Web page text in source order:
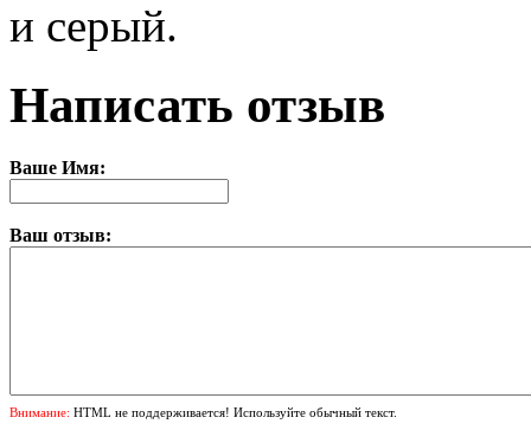
и серый.
Написать отзыв
Ваше Имя:
Ваш отзыв:
Внимание: HTML не поддерживается! Используйте обычный текст.